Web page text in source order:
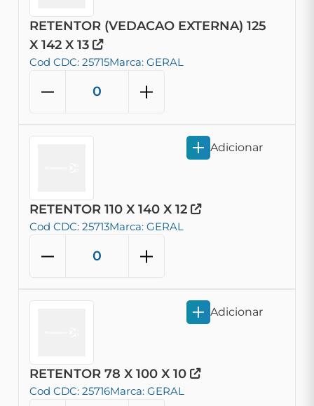
RETENTOR (VEDACAO EXTERNA) 125
X 142 X 13
Cod CDC: 25715Marca: GERAL
RETENTOR 110 X 140 X 12
Cod CDC: 25713Marca: GERAL
Adicionar
RETENTOR 78 X 100 X 10
Cod CDC: 25716Marca: GERAL
Adicionar